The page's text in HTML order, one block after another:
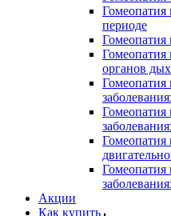
Гомеопатия
периоде
Гомеопатия
органов
Гомеопатия
Гомеопатия
Гомеопатия
Гомеопатия
Акции
Как купить